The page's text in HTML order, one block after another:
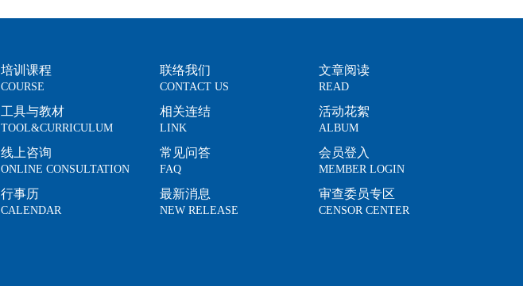
培训课程
COURSE
工具与教材
TOOL&CURRICULUM
线上咨询
ONLINE CONSULTATION
行事历
CALENDAR
联络我们
CONTACT US
相关连结
LINK
常见问答
FAQ
最新消息
NEW RELEASE
文章阅读
READ
活动花絮
ALBUM
会员登入
MEMBER LOGIN
审查委员专区
CENSOR CENTER